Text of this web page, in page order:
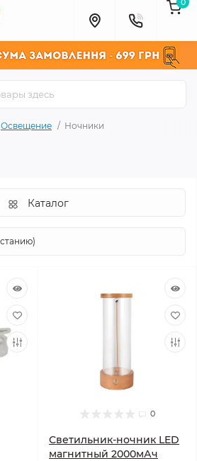
Освещение Ночники
Каталог
0
Светильник-ночник LED
магнитный 2000мАч